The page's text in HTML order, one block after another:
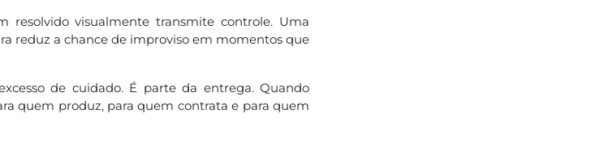
resolvido visualmente transmite controle. Uma
reduz a chance de improviso em momentos que
de cuidado. É parte da entrega. Quando
quem produz, para quem contrata e para quem